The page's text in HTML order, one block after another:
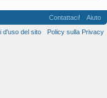
Contattaci!
Aiuto
d'uso del sito
Policy sulla Privacy